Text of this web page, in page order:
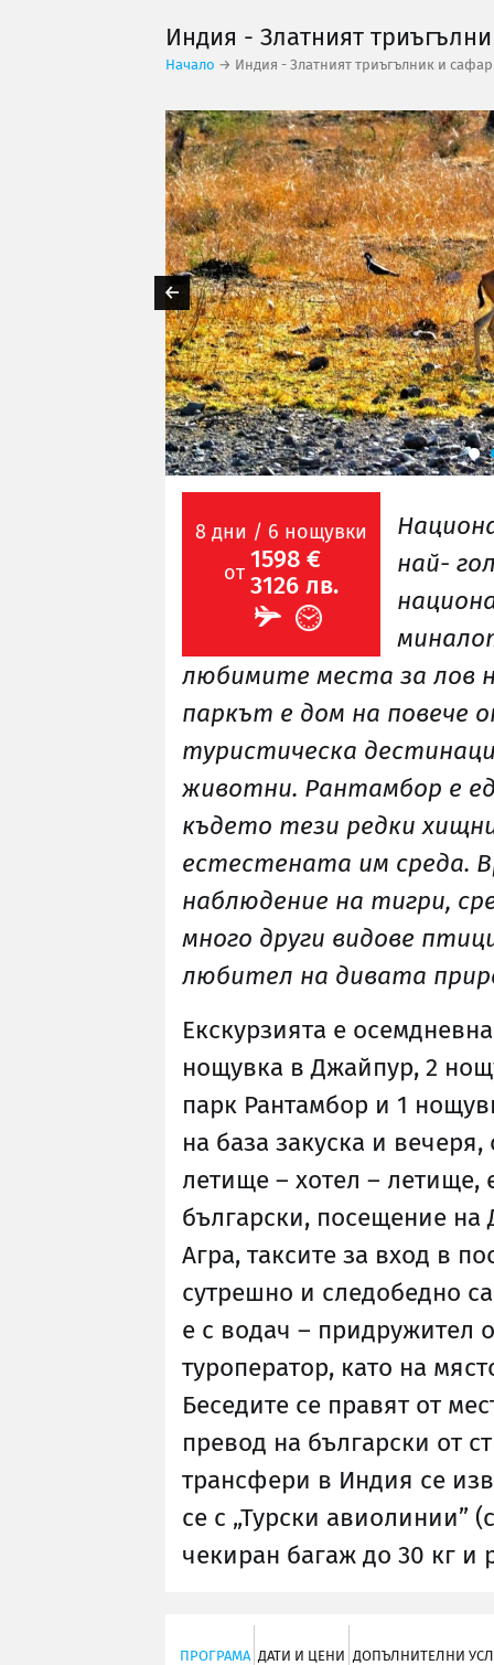
Индия - Златният
Начало → Индия - Златният триъгълник и
8 дни / 6 нощувки
от
1598 €
3126 лв.
най-
любимите места за лов
паркът е дом на повече
туристическа
животни. Рантамбор е
където тези редки
естестената им среда.
наблюдение на тигри,
много други видове
любител на дивата
Екскурзията е
нощувка в Джайпур, 2
парк Рантамбор и 1
на база закуска и
летище – хотел – летище,
български, посещение
Агра, таксите за вход в
сутрешно и следобедно
е с водач – придружител
туроператор, като на
Беседите се правят от
превод на български от
трансфери в Индия се
се с „Турски авиолинии”
чекиран багаж до 30 кг и
ПРОГРАМА ДАТИ И ЦЕНИ ДОПЪЛНИТЕЛНИ